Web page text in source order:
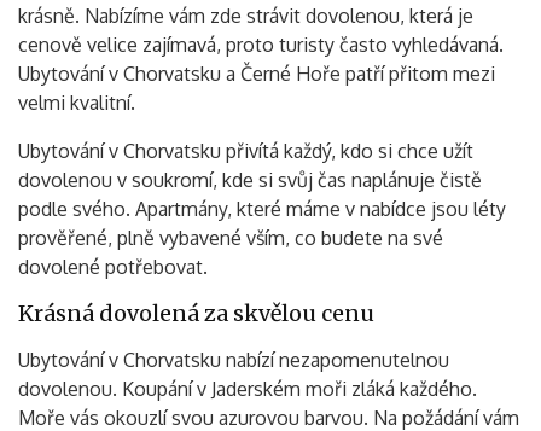
Vyhledávání
krásně. Nabízíme vám zde strávit dovolenou, která je
cenově velice zajímavá, proto turisty často vyhledávaná.
Ubytování v Chorvatsku a Černé Hoře patří přitom mezi
velmi kvalitní.
Ubytování v Chorvatsku přivítá každý, kdo si chce užít
dovolenou v soukromí, kde si svůj čas naplánuje čistě
podle svého. Apartmány, které máme v nabídce jsou léty
prověřené, plně vybavené vším, co budete na své
dovolené potřebovat.
Krásná dovolená za skvělou cenu
Ubytování v Chorvatsku nabízí nezapomenutelnou
dovolenou. Koupání v Jaderském moři zláká každého.
Moře vás okouzlí svou azurovou barvou. Na požádání vám